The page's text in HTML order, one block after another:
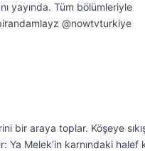
yayında. Tüm bölümleriyle
@nowtvturkiye
bir araya toplar. Köşeye
Melek’in karnındaki halef